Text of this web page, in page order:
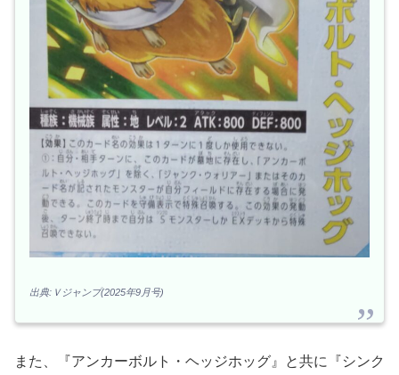
出典:Ｖジャンプ(2025年9月号)
また、『アンカーボルト・ヘッジホッグ』と共に『シンク